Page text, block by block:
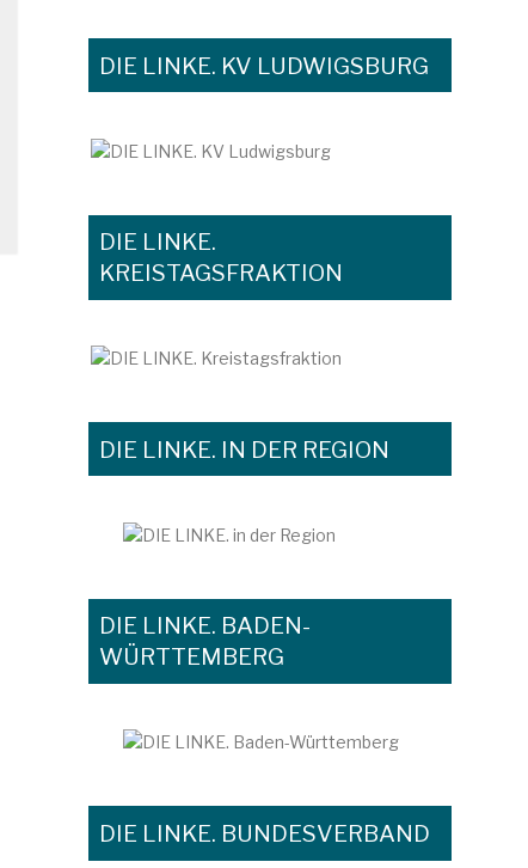
DIE LINKE. KV LUDWIGSBURG
DIE LINKE.
KREISTAGSFRAKTION
DIE LINKE. IN DER REGION
DIE LINKE. BADEN-
WÜRTTEMBERG
DIE LINKE. BUNDESVERBAND